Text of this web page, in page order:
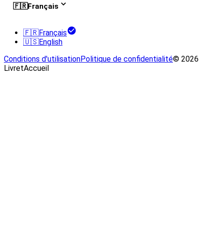
🇫🇷Français
🇫🇷Français
🇺🇸English
Conditions d'utilisationPolitique de confidentialité© 2026
LivretAccueil